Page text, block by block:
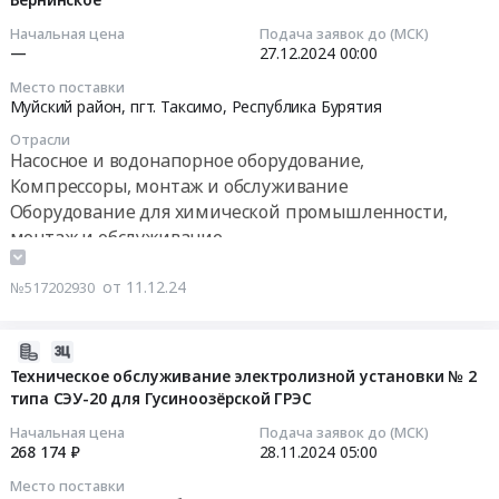
;Северо-
Начальная цена
—
Подача заявок до (МСК)
27.12.2024 00:00
Место поставки
Муйский район, пгт. Таксимо, Республика Бурятия
Отрасли
Насосное и водонапорное оборудование,
Компрессоры, монтаж и обслуживание
Оборудование для химической промышленности,
монтаж и обслуживание
№517202930 от 11.12.24
Техническое обслуживание электролизной установки № 2
типа СЭУ-20 для Гусиноозёрской ГРЭС
Начальная цена
268 174 ₽
Подача заявок до (МСК)
28.11.2024 05:00
Место поставки